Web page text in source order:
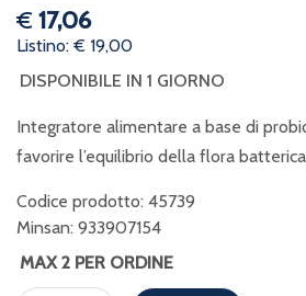
€ 17,06
Listino: € 19,00
DISPONIBILE IN 1 GIORNO
Integratore alimentare a base di
favorire l’equilibrio della flora
Codice prodotto: 45739
Minsan: 933907154
MAX 2 PER ORDINE